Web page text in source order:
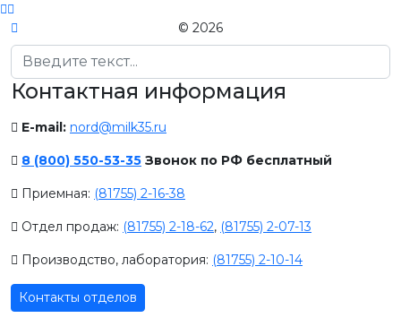
© 2026
Поиск
Контактная информация
E-mail: nord@milk35.ru
8 (800) 550-53-35 Звонок по РФ бесплатный
Приемная: (81755) 2-16-38
Отдел продаж: (81755) 2-18-62, (81755) 2-07-13
Производство, лаборатория: (81755) 2-10-14
Контакты отделов